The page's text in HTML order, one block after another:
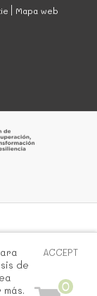
0
Mapa web
ACCEPT
de